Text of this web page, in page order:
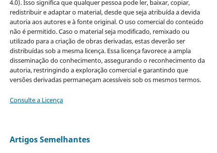
4.0). Isso significa que qualquer pessoa pode ler, baixar, copiar,
redistribuir e adaptar o material, desde que seja atribuída a devida
autoria aos autores e à fonte original. O uso comercial do conteúdo
não é permitido. Caso o material seja modificado, remixado ou
utilizado para a criação de obras derivadas, estas deverão ser
distribuídas sob a mesma licença. Essa licença favorece a ampla
disseminação do conhecimento, assegurando o reconhecimento da
autoria, restringindo a exploração comercial e garantindo que
versões derivadas permaneçam acessíveis sob os mesmos termos.
Consulte a Licença
Artigos Semelhantes